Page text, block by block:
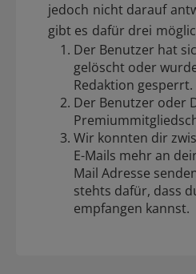
jedoch nicht darauf
gibt es dafür drei
Der Benutzer hat
gelöscht oder
Redaktion gesperrt.
Der Benutzer oder
Wir konnten dir
E-Mails mehr an
Mail Adresse
stehts dafür, dass
empfangen kannst.